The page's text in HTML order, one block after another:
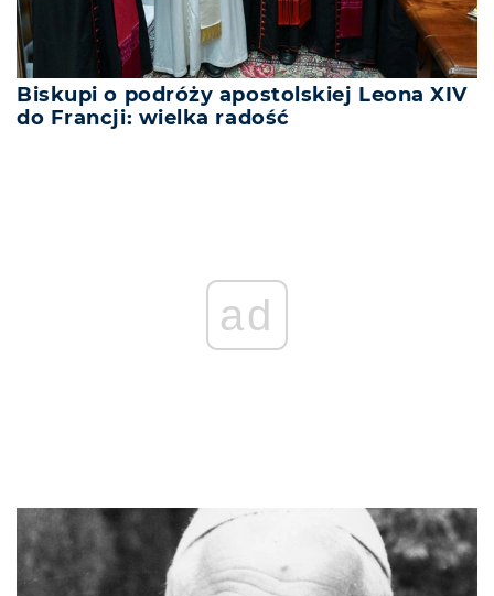
Biskupi o podróży apostolskiej Leona XIV
do Francji: wielka radość
ad